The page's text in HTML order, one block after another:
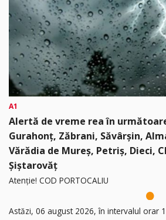
A1
Alertă de vreme rea în
Gurahonț, Zăbrani, Săvârșin,
Vărădia de Mureș, Petriș, Dieci,
Șiștarovăț
Atenție! COD PORTOCALIU
Astăzi, 06 august 2026, în intervalul orar